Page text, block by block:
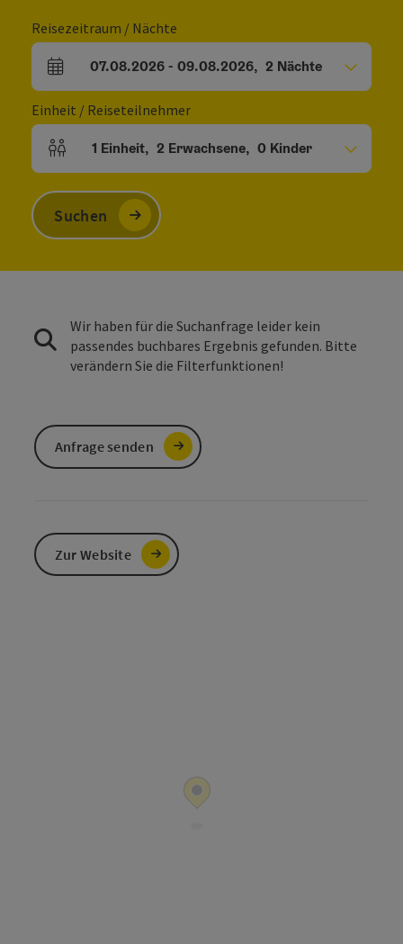
Reisezeitraum / Nächte
An- und Abreisefelder
07.08.2026- 09.08.2026, 2 Nächte
Einheit / Reiseteilnehmer
Einheitenanzahl und Personenfelder
1 Einheit, 2 Erwachsene, 0 Kinder
Suchen
Wir haben für die Suchanfrage leider kein
passendes buchbares Ergebnis gefunden. Bitte
verändern Sie die Filterfunktionen!
Anfrage senden
Zur Website